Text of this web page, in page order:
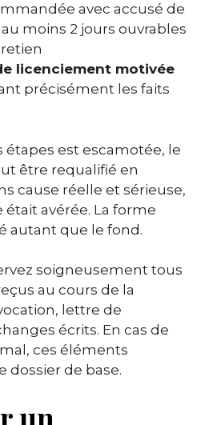
avec accusé de
moins 2 jours ouvrables
licenciement motivée
précisément les faits
étapes est escamotée, le
être requalifié en
cause réelle et sérieuse,
avérée. La forme
autant que le fond.
soigneusement tous
au cours de la
lettre de
écrits. En cas de
ces éléments
dossier de base.
un